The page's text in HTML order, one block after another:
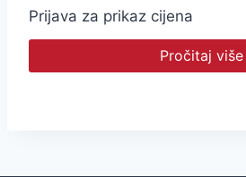
Prijava za prikaz cijena
Pročitaj više